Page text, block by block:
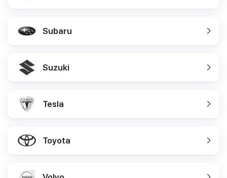
Subaru
Suzuki
Tesla
Toyota